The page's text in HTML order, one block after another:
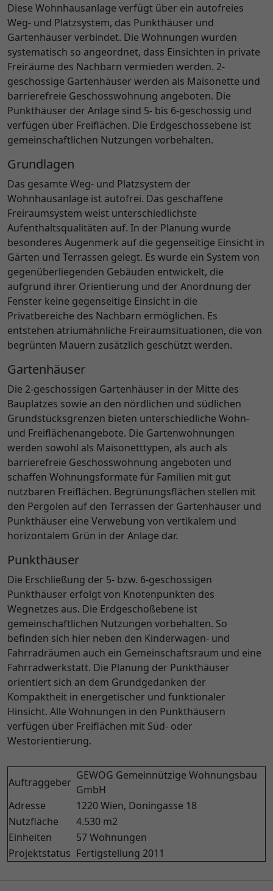
Diese Wohnhausanlage verfügt über ein autofreies
Weg- und Platzsystem, das Punkthäuser und
Gartenhäuser verbindet. Die Wohnungen wurden
systematisch so angeordnet, dass Einsichten in private
Freiräume des Nachbarn vermieden werden. 2-
geschossige Gartenhäuser werden als Maisonette und
barrierefreie Geschosswohnung angeboten. Die
Punkthäuser der Anlage sind 5- bis 6-geschossig und
verfügen über Freiflächen. Die Erdgeschossebene ist
gemeinschaftlichen Nutzungen vorbehalten.
Grundlagen
Das gesamte Weg- und Platzsystem der
Wohnhausanlage ist autofrei. Das geschaffene
Freiraumsystem weist unterschiedlichste
Aufenthaltsqualitäten auf. In der Planung wurde
besonderes Augenmerk auf die gegenseitige Einsicht in
Gärten und Terrassen gelegt. Es wurde ein System von
gegenüberliegenden Gebäuden entwickelt, die
aufgrund ihrer Orientierung und der Anordnung der
Fenster keine gegenseitige Einsicht in die
Privatbereiche des Nachbarn ermöglichen. Es
entstehen atriumähnliche Freiraumsituationen, die von
begrünten Mauern zusätzlich geschützt werden.
Gartenhäuser
Die 2-geschossigen Gartenhäuser in der Mitte des
Bauplatzes sowie an den nördlichen und südlichen
Grundstücksgrenzen bieten unterschiedliche Wohn-
und Freiflächenangebote. Die Gartenwohnungen
werden sowohl als Maisonetttypen, als auch als
barrierefreie Geschosswohnung angeboten und
schaffen Wohnungsformate für Familien mit gut
nutzbaren Freiflächen. Begrünungsflächen stellen mit
den Pergolen auf den Terrassen der Gartenhäuser und
Punkthäuser eine Verwebung von vertikalem und
horizontalem Grün in der Anlage dar.
Punkthäuser
Die Erschließung der 5- bzw. 6-geschossigen
Punkthäuser erfolgt von Knotenpunkten des
Wegnetzes aus. Die Erdgeschoßebene ist
gemeinschaftlichen Nutzungen vorbehalten. So
befinden sich hier neben den Kinderwagen- und
Fahrradräumen auch ein Gemeinschaftsraum und eine
Fahrradwerkstatt. Die Planung der Punkthäuser
orientiert sich an dem Grundgedanken der
Kompaktheit in energetischer und funktionaler
Hinsicht. Alle Wohnungen in den Punkthäusern
verfügen über Freiflächen mit Süd- oder
Westorientierung.
Auftraggeber
GEWOG Gemeinnützige Wohnungsbau
GmbH
Adresse
1220 Wien, Doningasse 18
Nutzfläche
4.530 m2
Einheiten
57 Wohnungen
Projektstatus Fertigstellung 2011